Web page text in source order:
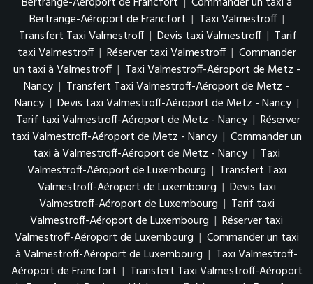
Bertrange-Aéroport de Francfort | Taxi Valmestroff |
Transfert Taxi Valmestroff | Devis taxi Valmestroff | Tarif
taxi Valmestroff | Réserver taxi Valmestroff | Commander
un taxi à Valmestroff | Taxi Valmestroff-Aéroport de Metz -
Nancy | Transfert Taxi Valmestroff-Aéroport de Metz -
Nancy | Devis taxi Valmestroff-Aéroport de Metz - Nancy |
Tarif taxi Valmestroff-Aéroport de Metz - Nancy | Réserver
taxi Valmestroff-Aéroport de Metz - Nancy | Commander un
taxi à Valmestroff-Aéroport de Metz - Nancy | Taxi
Valmestroff-Aéroport de Luxembourg | Transfert Taxi
Valmestroff-Aéroport de Luxembourg | Devis taxi
Valmestroff-Aéroport de Luxembourg | Tarif taxi
Valmestroff-Aéroport de Luxembourg | Réserver taxi
Valmestroff-Aéroport de Luxembourg | Commander un taxi
à Valmestroff-Aéroport de Luxembourg | Taxi Valmestroff-
Aéroport de Francfort | Transfert Taxi Valmestroff-Aéroport